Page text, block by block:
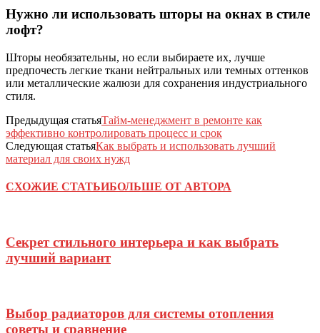
Нужно ли использовать шторы на окнах в стиле
лофт?
Шторы необязательны, но если выбираете их, лучше
предпочесть легкие ткани нейтральных или темных оттенков
или металлические жалюзи для сохранения индустриального
стиля.
Предыдущая статьяТайм-менеджмент в ремонте как
эффективно контролировать процесс и срок
Следующая статьяКак выбрать и использовать лучший
материал для своих нужд
СХОЖИЕ СТАТЬИБОЛЬШЕ ОТ АВТОРА
Секрет стильного интерьера и как выбрать
лучший вариант
Выбор радиаторов для системы отопления
советы и сравнение